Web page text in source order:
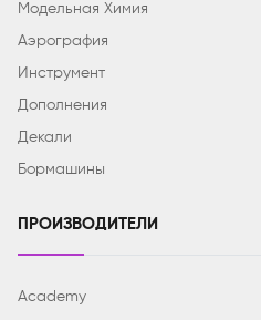
Модельная Химия
Аэрография
Инструмент
Дополнения
Декали
Бормашины
ПРОИЗВОДИТЕЛИ
Academy